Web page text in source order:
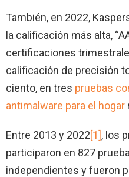
También, en 2022,
la calificación más alta,
certificaciones
calificación de precisión
ciento, en tres pruebas
antimalware para el hogar
Entre 2013 y 2022[1], los
participaron en 827
independientes y fueron